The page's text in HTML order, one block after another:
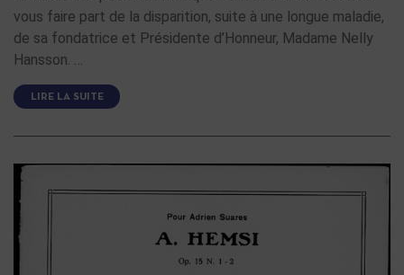
vous faire part de la disparition, suite à une longue maladie,
de sa fondatrice et Présidente d’Honneur, Madame Nelly
Hansson. …
LIRE LA SUITE